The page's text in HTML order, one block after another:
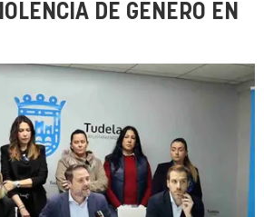
DE GÉNERO EN